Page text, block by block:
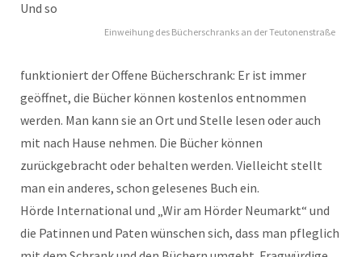
Einweihung des Bücherschranks an der Teutonenstraße
Und so
funktioniert der Offene Bücherschrank: Er ist immer
geöffnet, die Bücher können kostenlos entnommen
werden. Man kann sie an Ort und Stelle lesen oder auch
mit nach Hause nehmen. Die Bücher können
zurückgebracht oder behalten werden. Vielleicht stellt
man ein anderes, schon gelesenes Buch ein.
Hörde International und „Wir am Hörder Neumarkt“ und
die Patinnen und Paten wünschen sich, dass man pfleglich